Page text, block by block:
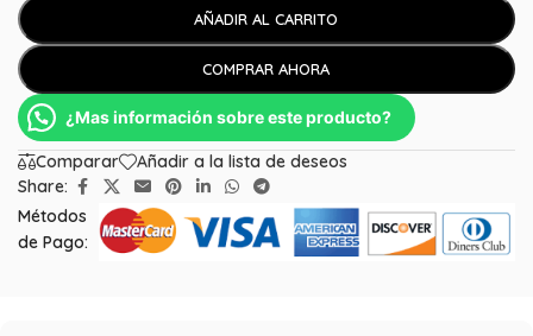
AÑADIR AL CARRITO
COMPRAR AHORA
¿Mas información sobre este producto?
Comparar
Añadir a la lista de deseos
Share:
Métodos
de Pago: